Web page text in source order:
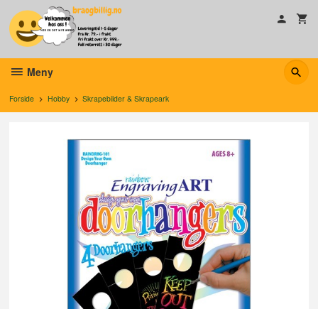
innholdet
Meny
Forside Hobby Skrapebilder & Skrapeark